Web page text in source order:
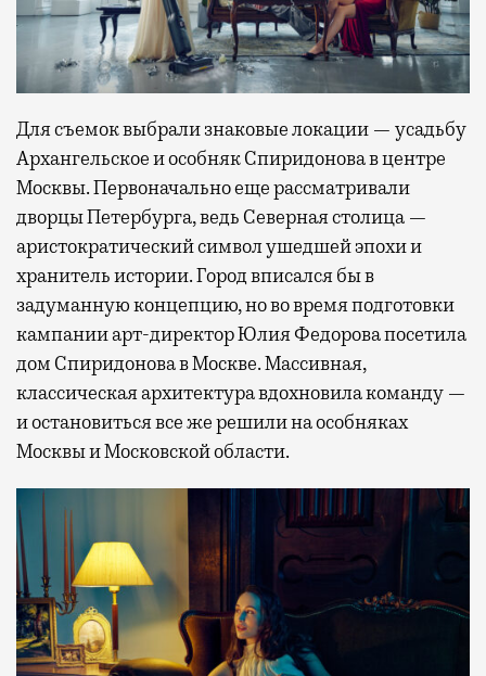
Для съемок выбрали знаковые локации — усадьбу
Архангельское и особняк Спиридонова в центре
Москвы. Первоначально еще рассматривали
дворцы Петербурга, ведь Северная столица —
аристократический символ ушедшей эпохи и
хранитель истории. Город вписался бы в
задуманную концепцию, но во время подготовки
кампании арт-директор Юлия Федорова посетила
дом Спиридонова в Москве. Массивная,
классическая архитектура вдохновила команду —
и остановиться все же решили на особняках
Москвы и Московской области.